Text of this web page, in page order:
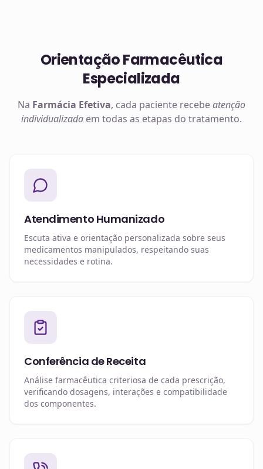
Orientação Farmacêutica
Especializada
Na Farmácia Efetiva, cada paciente recebeatenção
individualizada em todas as etapas do tratamento.
Atendimento Humanizado
Escuta ativa e orientação personalizada sobre seus
medicamentos manipulados, respeitando suas
necessidades e rotina.
Conferência de Receita
Análise farmacêutica criteriosa de cada prescrição,
verificando dosagens, interações e compatibilidade
dos componentes.